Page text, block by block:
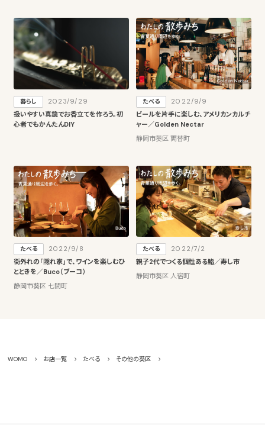
暮らし
2023/9/29
扱いやすい真鍮でお香立てを作ろう。初
心者でもかんたんDIY
たべる
2022/9/9
ビールを片手に楽しむ、アメリカンカルチ
ャー／Golden Nectar
静岡市葵区 両替町
たべる
2022/9/8
街外れの「隠れ家」で、ワインを楽しむひ
とときを／Buco（ブーコ）
静岡市葵区 七間町
たべる
2022/7/2
親子2代でつくる個性ある鮨／寿し市
静岡市葵区 人宿町
WOMO お店一覧 たべる その他の葵区